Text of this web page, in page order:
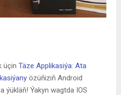
üçin Täze Applikasiýa: Ata
özüňiziň Android
ýükläň! Ýakyn wagtda IOS